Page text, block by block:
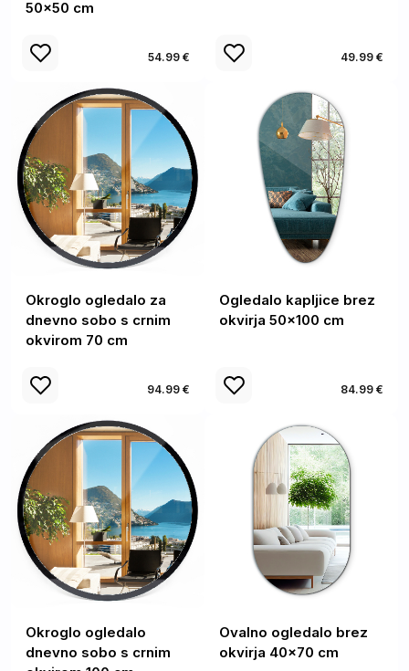
50x50 cm
54.99 € 49.99 €
Okroglo ogledalo za
dnevno sobo s crnim
okvirom 70 cm
94.99 €
Ogledalo kapljice brez
okvirja 50x100 cm
84.99 €
Okroglo ogledalo
dnevno sobo s crnim
Ovalno ogledalo brez
okvirja 40x70 cm